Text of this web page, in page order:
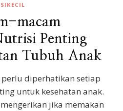
macam
Penting
Tubuh Anak
diperhatikan setiap
untuk kesehatan anak.
jika memakan